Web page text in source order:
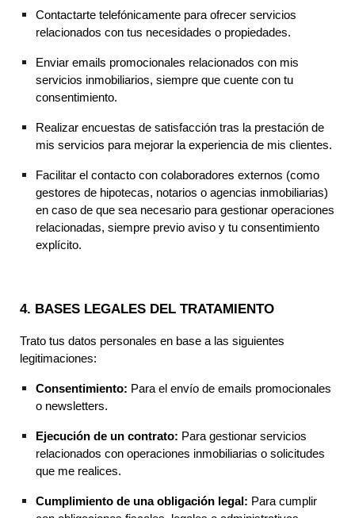
Contactarte telefónicamente para ofrecer servicios
relacionados con tus necesidades o propiedades.
Enviar emails promocionales relacionados con mis
servicios inmobiliarios, siempre que cuente con tu
consentimiento.
Realizar encuestas de satisfacción tras la prestación de
mis servicios para mejorar la experiencia de mis clientes.
Facilitar el contacto con colaboradores externos (como
gestores de hipotecas, notarios o agencias inmobiliarias)
en caso de que sea necesario para gestionar operaciones
relacionadas, siempre previo aviso y tu consentimiento
explícito.
4. BASES LEGALES DEL TRATAMIENTO
Trato tus datos personales en base a las siguientes
legitimaciones:
Consentimiento: Para el envío de emails promocionales
o newsletters.
Ejecución de un contrato: Para gestionar servicios
relacionados con operaciones inmobiliarias o solicitudes
que me realices.
Cumplimiento de una obligación legal: Para cumplir